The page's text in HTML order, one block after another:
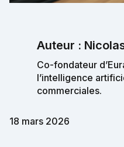
Auteur :
Co-fondateur
l’intelligence
commerciales.
18 mars 2026